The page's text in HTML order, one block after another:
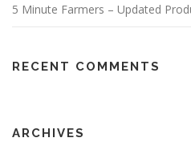
5 Minute Farmers – Updated
RECENT COMMENTS
ARCHIVES